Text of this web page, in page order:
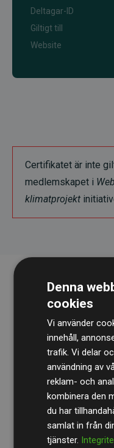
Deltagar-ID
Giltigt till
Website
Certifikatet är inte
medlemskapet i
klimatprojekt
RevisionsbyrånBDO
beräkningar och vår
transparens och
Deras granskning
klimatprojekt i
Denna
cookies
Vi använder
innehåll,
trafik. Vi delar
användning av
reklam- och
kombinera den
du har
samlat in från
tjänster.